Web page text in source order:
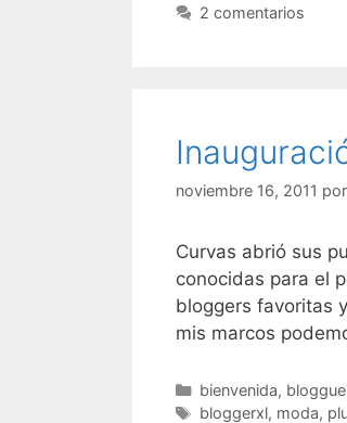
2 comentarios
noviembre 16, 2011 por
Curvas abrió sus
conocidas para el
bloggers favoritas
mis marcos
Categorías
bienvenida,
Etiquetas
bloggerxl, moda,